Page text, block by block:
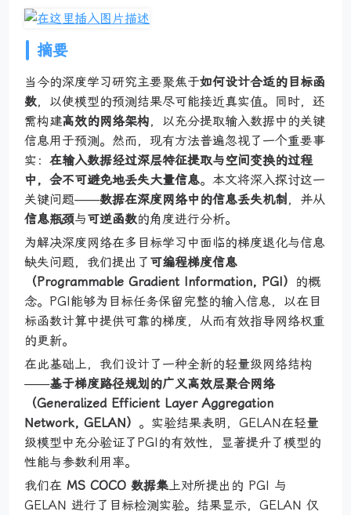
摘要
当今的深度学习研究主要聚焦于如何设计合适的目标函
数，以使模型的预测结果尽可能接近真实值。同时，还
需构建高效的网络架构，以充分提取输入数据中的关键
信息用于预测。然而，现有方法普遍忽视了一个重要事
实： 在输入数据经过深层特征提取与空间变换的过程
中，会不可避免地丢失大量信息。本文将深入探讨这一
关键问题——数据在深度网络中的信息丢失机制 ，并从
信息瓶颈与可逆函数的角度进行分析。
为解决深度网络在多目标学习中面临的梯度退化与信息
缺失问题，我们提出了 可编程梯度信息
（Programmable Gradient Information, PGI）
的概
念。PGI能够为目标任务保留完整的输入信息，以在目
标函数计算中提供可靠的梯度，从而有效指导网络权重
的更新。
在此基础上，我们设计了一种全新的轻量级网络结构
——基于梯度路径规划的广义高效层聚合网络
（Generalized Efficient Layer Aggregation
Network, GELAN） 。实验结果表明，GELAN在轻量
级模型中充分验证了PGI的有效性，显著提升了模型的
性能与参数利用率。
我们在 MS COCO 数据集上对所提出的 PGI 与
GELAN 进行了目标检测实验。结果显示，GELAN 仅